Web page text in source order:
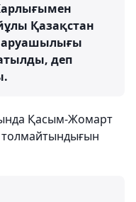
Қазақстан
деп
Қасым-Жомарт